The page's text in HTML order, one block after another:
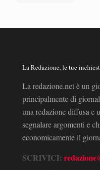
La Redazione, le tue
La redazione.net è un
principalmente di
una redazione diffusa e
segnalare argomenti e
economicamente il
SCRIVICI: